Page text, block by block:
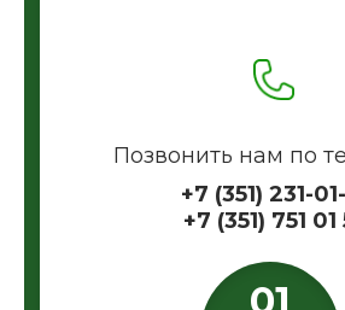
Позвонить нам по
+7 (351) 231-
+7 (351) 751 01